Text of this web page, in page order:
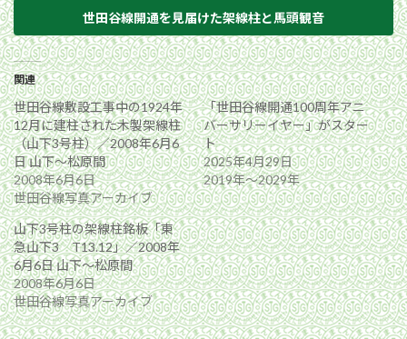
世田谷線開通を見届けた架線柱と馬頭観音
関連
世田谷線敷設工事中の1924年
12月に建柱された木製架線柱
（山下3号柱）／2008年6月6
日 山下〜松原間
2008年6月6日
世田谷線写真アーカイブ
「世田谷線開通100周年アニ
バーサリーイヤー」がスター
ト
2025年4月29日
2019年〜2029年
山下3号柱の架線柱銘板「東
急山下3 T13.12」／2008年
6月6日 山下〜松原間
2008年6月6日
世田谷線写真アーカイブ